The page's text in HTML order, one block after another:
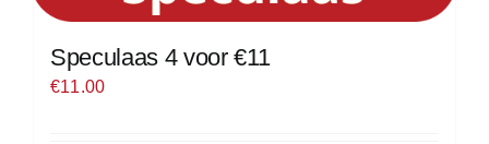
Speculaas 4 voor €11
€11.00